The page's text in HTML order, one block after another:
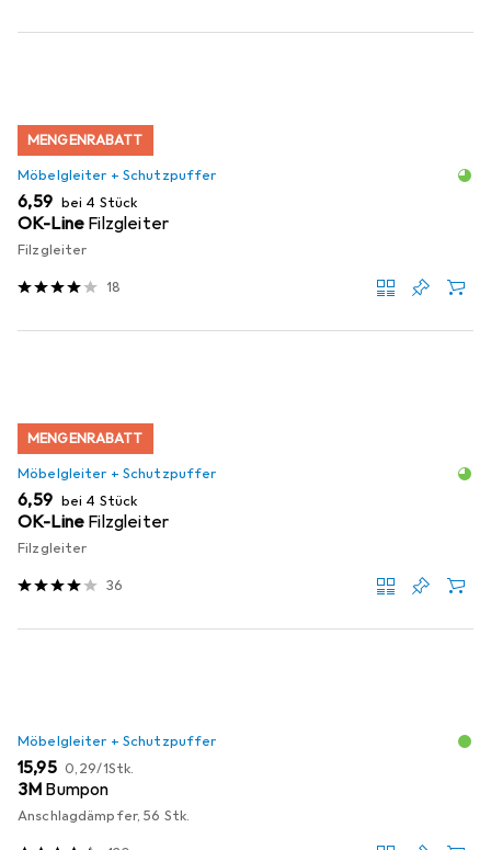
MENGENRABATT
Möbelgleiter + Schutzpuffer
EUR
6,59 bei 4 Stück
OK-Line Filzgleiter
Filzgleiter
18
MENGENRABATT
Möbelgleiter + Schutzpuffer
EUR
6,59 bei 4 Stück
OK-Line Filzgleiter
Filzgleiter
36
Möbelgleiter + Schutzpuffer
EUR
15,95 EUR
0,29/1Stk.
3M Bumpon
Anschlagdämpfer, 56 Stk.